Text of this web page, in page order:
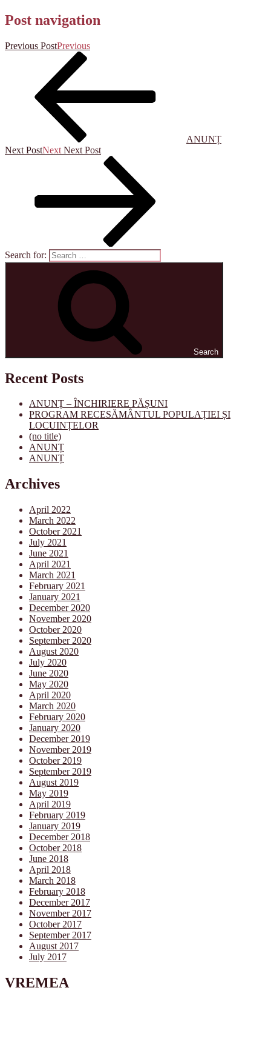
Post navigation
Previous PostPrevious
ANUNȚ
Next PostNext Next Post
Search for:
Search
Recent Posts
ANUNȚ – ÎNCHIRIERE PĂȘUNI
PROGRAM RECESĂMÂNTUL POPULAȚIEI ȘI
LOCUINȚELOR
(no title)
ANUNȚ
ANUNȚ
Archives
April 2022
March 2022
October 2021
July 2021
June 2021
April 2021
March 2021
February 2021
January 2021
December 2020
November 2020
October 2020
September 2020
August 2020
July 2020
June 2020
May 2020
April 2020
March 2020
February 2020
January 2020
December 2019
November 2019
October 2019
September 2019
August 2019
May 2019
April 2019
February 2019
January 2019
December 2018
October 2018
June 2018
April 2018
March 2018
February 2018
December 2017
November 2017
October 2017
September 2017
August 2017
July 2017
VREMEA